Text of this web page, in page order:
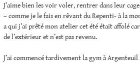
J’aime bien les voir voler, rentrer dans leur
– comme je le fais en rêvant du Repenti- à la
a qui j’ai prêté mon atelier cet été était affolé
de l’extérieur et n’est pas revenu.
J’ai commencé tardivement la gym à Argenteuil